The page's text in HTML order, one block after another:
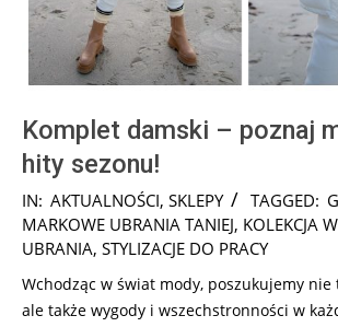
Komplet damski – poznaj
hity sezonu!
2025-
03-
20
IN: AKTUALNOŚCI, SKLEPY TAGGED:
MARKOWE UBRANIA TANIEJ, KOLEKCJA
UBRANIA, STYLIZACJE DO PRACY
Wchodząc w świat mody, poszukujemy nie
ale także wygody i wszechstronności w